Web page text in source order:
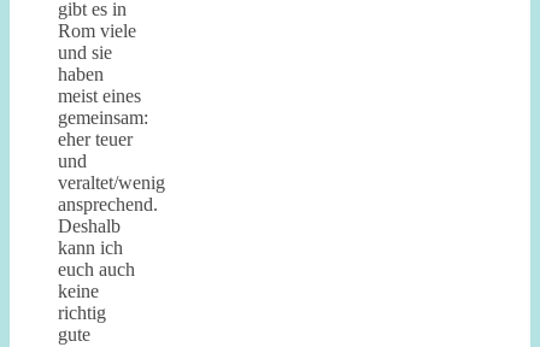
gibt es in
Rom viele
und sie
haben
meist eines
gemeinsam:
eher teuer
und
veraltet/wenig
ansprechend.
Deshalb
kann ich
euch auch
keine
richtig
gute